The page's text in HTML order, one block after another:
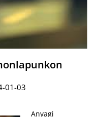
01-03
Anyagi